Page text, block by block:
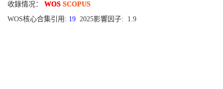
收錄情况： WOS SCOPUS
WOS核心合集引用: 19 2025影響因子: 1.9